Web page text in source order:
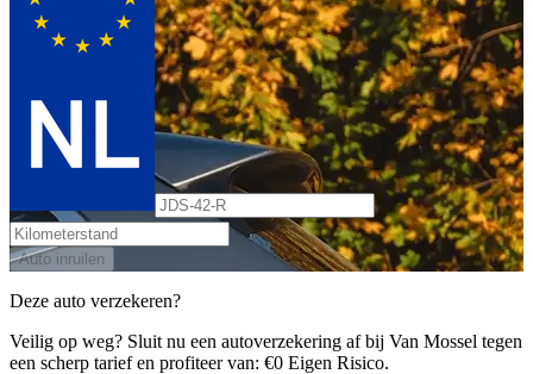
Auto inruilen
Deze auto verzekeren?
Veilig op weg? Sluit nu een autoverzekering af bij Van Mossel tegen
een scherp tarief en profiteer van: €0 Eigen Risico.